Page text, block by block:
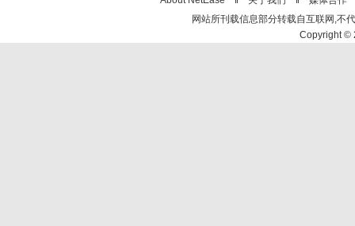
网站所刊载信息部分转载自互联网,不
Copyright ©